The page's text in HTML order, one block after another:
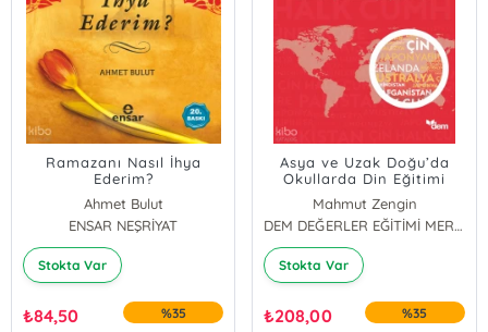
Ramazanı Nasıl İhya
Ederim?
Ahmet Bulut
ENSAR NEŞRİYAT
Stokta Var
₺84,50 %35
Asya ve Uzak Doğu’da
Okullarda Din Eğitimi
Mahmut Zengin
Abdurrahman Hendek
DEM DEĞERLER EĞİTİMİ MERKEZİ YAYINLARI
Stokta Var
₺208,00 %35